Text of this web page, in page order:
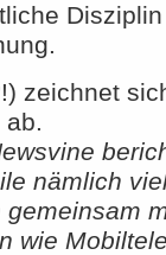
zeichnet
nämlich
wie